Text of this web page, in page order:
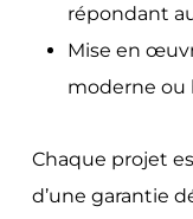
répondant
Mise en
moderne ou
Chaque projet
d’une garantie